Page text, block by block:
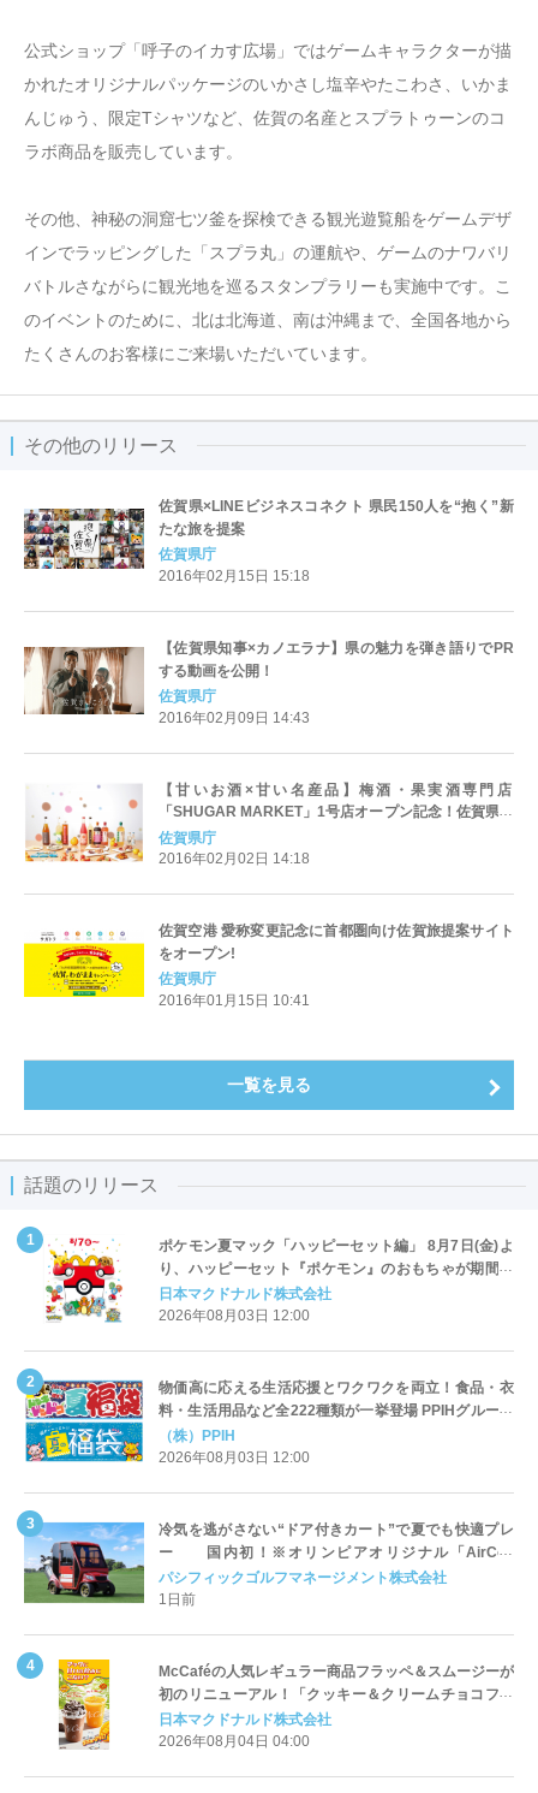
公式ショップ「呼子のイカす広場」ではゲームキャラクターが描
かれたオリジナルパッケージのいかさし塩辛やたこわさ、いかま
んじゅう、限定Tシャツなど、佐賀の名産とスプラトゥーンのコ
ラボ商品を販売しています。
その他、神秘の洞窟七ツ釜を探検できる観光遊覧船をゲームデザ
インでラッピングした「スプラ丸」の運航や、ゲームのナワバリ
バトルさながらに観光地を巡るスタンプラリーも実施中です。こ
のイベントのために、北は北海道、南は沖縄まで、全国各地から
たくさんのお客様にご来場いただいています。
その他のリリース
佐賀県×LINEビジネスコネクト 県民150人を“抱く”新
たな旅を提案
佐賀県庁
2016年02月15日 15:18
【佐賀県知事×カノエラナ】県の魅力を弾き語りでPR
する動画を公開！
佐賀県庁
2016年02月09日 14:43
【甘いお酒×甘い名産品】梅酒・果実酒専門店
「SHUGAR MARKET」1号店オープン記念！佐賀県の
甘い名産品が期間限定で登場！
佐賀県庁
2016年02月02日 14:18
佐賀空港 愛称変更記念に首都圏向け佐賀旅提案サイト
をオープン!
佐賀県庁
2016年01月15日 10:41
一覧を見る
話題のリリース
ポケモン夏マック「ハッピーセット編」 8月7日(金)よ
り、ハッピーセット『ポケモン』のおもちゃが期間限
定登場
日本マクドナルド株式会社
2026年08月03日 12:00
物価高に応える生活応援とワクワクを両立！食品・衣
料・生活用品など全222種類が一挙登場 PPIHグループ
「夏福袋」＆セール 8月6日(木)より順次スタート
（株）PPIH
2026年08月03日 12:00
冷気を逃がさない“ドア付きカート”で夏でも快適プレ
ー 国内初！※オリンピアオリジナル「AirCon
Cart（エアコンカート）」導入 | ＰＧＭ
パシフィックゴルフマネージメント株式会社
1日前
McCaféの人気レギュラー商品フラッペ＆スムージーが
初のリニューアル！「クッキー＆クリームチョコフラ
ッペ」「マンゴースムージー」8月5日（水）から販売
開始
日本マクドナルド株式会社
2026年08月04日 04:00